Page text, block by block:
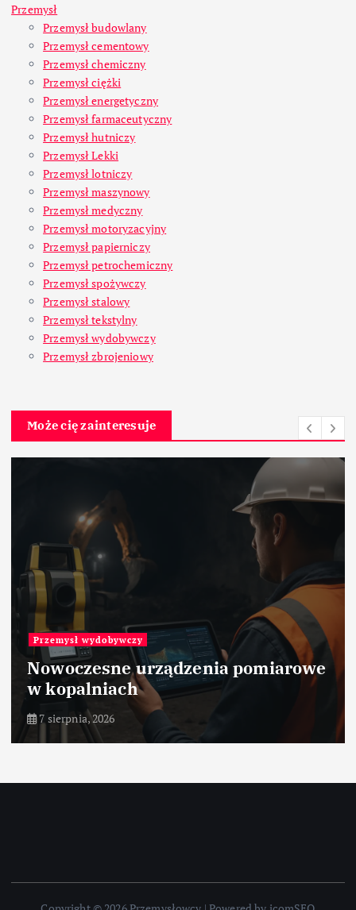
Przemysł
Przemysł budowlany
Przemysł cementowy
Przemysł chemiczny
Przemysł ciężki
Przemysł energetyczny
Przemysł farmaceutyczny
Przemysł hutniczy
Przemysł Lekki
Przemysł lotniczy
Przemysł maszynowy
Przemysł medyczny
Przemysł motoryzacyjny
Przemysł papierniczy
Przemysł petrochemiczny
Przemysł spożywczy
Przemysł stalowy
Przemysł tekstylny
Przemysł wydobywczy
Przemysł zbrojeniowy
Może cię zainteresuje
Przemysł wydobywczy
Nowoczesne urządzenia pomiarowe
w kopalniach
7 sierpnia, 2026